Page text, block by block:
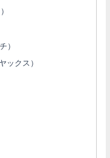
）
ックス）